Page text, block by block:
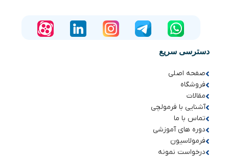
دسترسی سریع
صفحه اصلی
فروشگاه
مقالات
آشنایی با فرمولچی
تماس با ما
دوره های آموزشی
فرمولاسیون
درخواست نمونه